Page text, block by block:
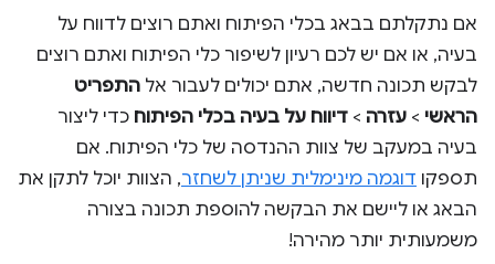
אם נתקלתם בבאג בכלי הפיתוח ואתם רוצים לדווח על
בעיה, או אם יש לכם רעיון לשיפור כלי הפיתוח ואתם רוצים
לבקש תכונה חדשה, אתם יכולים לעבור אל התפריט
הראשי > עזרה > דיווח על בעיה בכלי הפיתוח כדי ליצור
בעיה במעקב של צוות ההנדסה של כלי הפיתוח. אם
תספקו דוגמה מינימלית שניתן לשחזר, הצוות יוכל לתקן את
הבאג או ליישם את הבקשה להוספת תכונה בצורה
משמעותית יותר מהירה!